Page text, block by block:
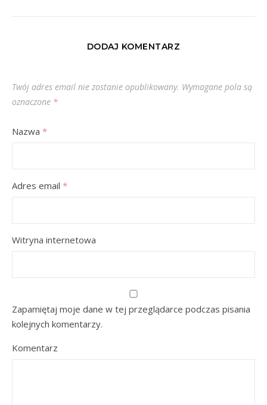
DODAJ KOMENTARZ
Twój adres email nie zostanie opublikowany. Wymagane pola są
oznaczone *
Nazwa *
Adres email *
Witryna internetowa
Zapamiętaj moje dane w tej przeglądarce podczas pisania
kolejnych komentarzy.
Komentarz